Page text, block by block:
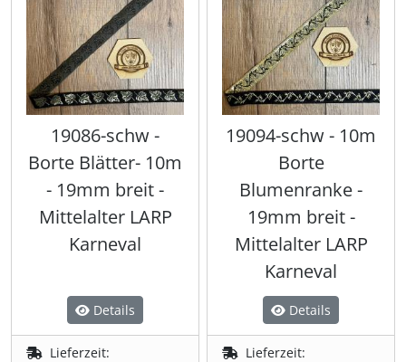
19086-schw -
Borte Blätter- 10m
- 19mm breit -
Mittelalter LARP
Karneval
Details
Lieferzeit:
19094-schw - 10m
Borte
Blumenranke -
19mm breit -
Mittelalter LARP
Karneval
Details
Lieferzeit: